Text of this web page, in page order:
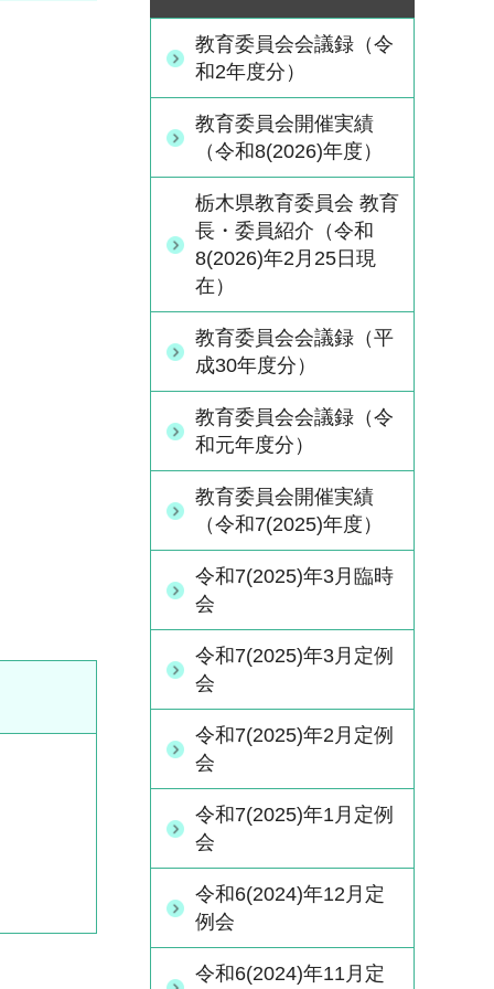
教育委員会会議録（令
和2年度分）
教育委員会開催実績
（令和8(2026)年度）
栃木県教育委員会 教育
長・委員紹介（令和
8(2026)年2月25日現
在）
教育委員会会議録（平
成30年度分）
教育委員会会議録（令
和元年度分）
教育委員会開催実績
（令和7(2025)年度）
令和7(2025)年3月臨時
会
令和7(2025)年3月定例
会
令和7(2025)年2月定例
会
令和7(2025)年1月定例
会
令和6(2024)年12月定
例会
令和6(2024)年11月定